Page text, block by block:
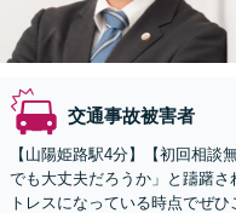
交通事故被害者
【山陽姫路駅4分】【初回相談
でも大丈夫だろうか」と躊躇
トレスになっている時点でぜ